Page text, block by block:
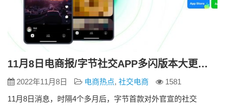
11月8日电商报/字节社交APP多闪版本大更新 抖音时刻功能升级
2022年11月8日 电商热点, 社交电商
1581
11月8日消息，时隔4个多月后，字节首款对外官宣的社交